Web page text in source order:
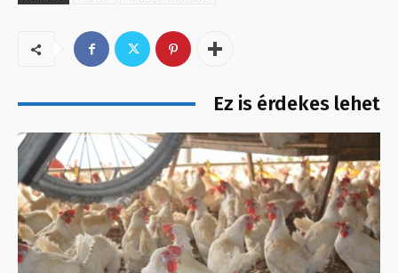
Ez is érdekes lehet